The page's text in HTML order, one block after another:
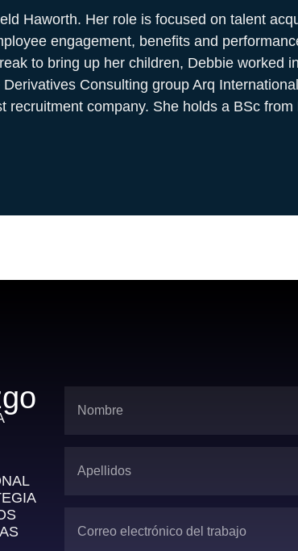
Haworth. Her role is focused on talent
engagement, benefits and
to bring up her children, Debbie worked in
Consulting group Arq
company. She holds a BSc from